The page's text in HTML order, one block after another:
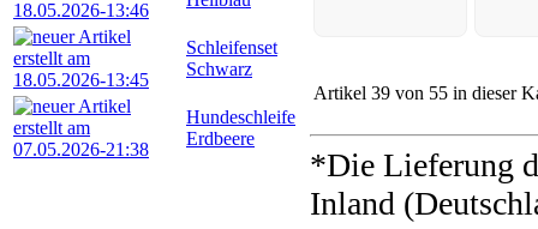
Schleifenset
Schwarz
Hundeschleife
Erdbeere
Artikel 39 von 55 in dieser
*Die Lieferung
Inland